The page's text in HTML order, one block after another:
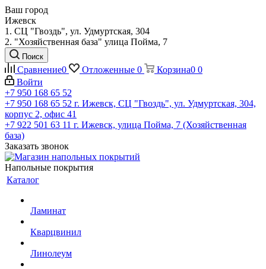
Ваш город
Ижевск
1. СЦ "Гвоздь", ул. Удмуртская, 304
2. "Хозяйственная база" улица Пойма, 7
Поиск
Сравнение0 Отложенные 0 Корзина0 0
Войти
+7 950 168 65 52
+7 950 168 65 52 г. Ижевск, СЦ "Гвоздь", ул. Удмуртская, 304,
корпус 2, офис 41
+7 922 501 63 11 г. Ижевск, улица Пойма, 7 (Хозяйственная
база)
Заказать звонок
Напольные покрытия
Каталог
Ламинат
Кварцвинил
Линолеум